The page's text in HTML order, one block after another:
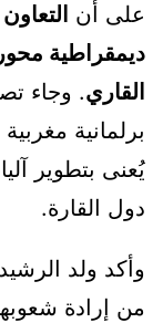
على أن
ديمقراطية
القاري. وجاء
برلمانية
يُعنى بتطوير
دول القارة.
وأكد ولد
من إرادة